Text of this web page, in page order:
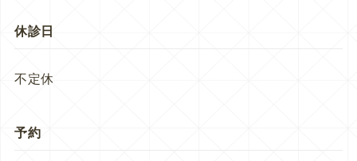
休診日
不定休
予約